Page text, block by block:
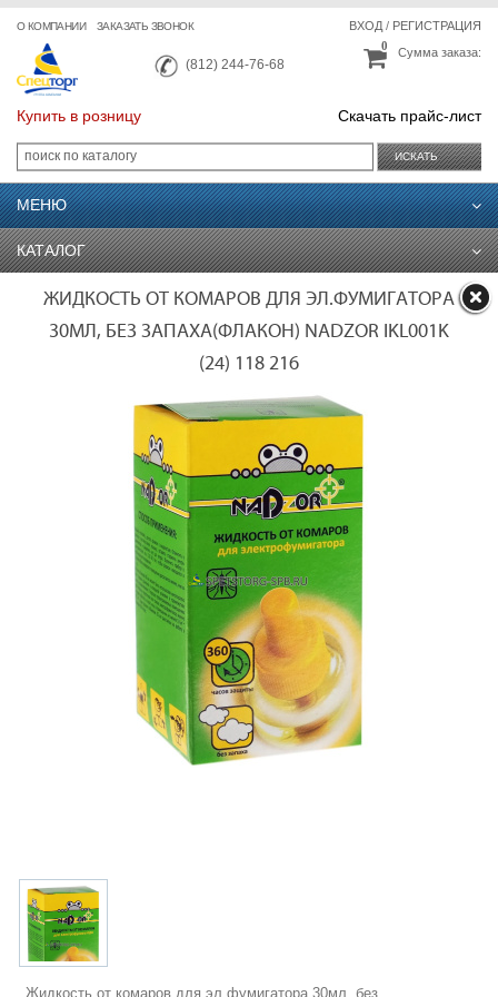
О КОМПАНИИ ЗАКАЗАТЬ ЗВОНОК
(812) 244-76-68
ВХОД/ РЕГИСТРАЦИЯ
Сумма заказа:
0
Купить в розницу Скачать прайс-лист
ИСКАТЬ
МЕНЮ
КАТАЛОГ
ЖИДКОСТЬ ОТ КОМАРОВ ДЛЯ ЭЛ.ФУМИГАТОРА
30МЛ, БЕЗ ЗАПАХА(ФЛАКОН) NADZOR IKL001K
(24) 118 216
Жидкость от комаров для эл.фумигатора 30мл, без